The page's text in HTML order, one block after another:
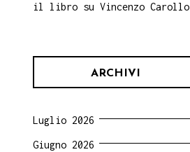
il libro su Vincenzo Carollo
ARCHIVI
Luglio 2026
Giugno 2026